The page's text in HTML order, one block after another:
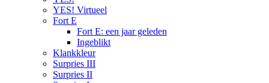
YES! Virtueel
Fort E
Fort E: een jaar geleden
Ingeblikt
Klankkleur
Surpries III
Surpries II